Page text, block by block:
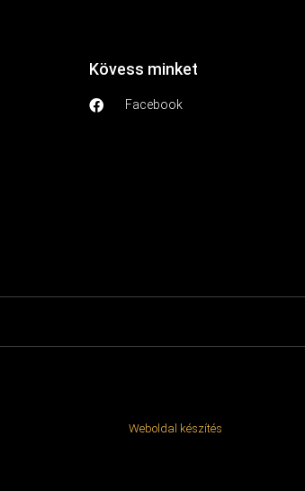
Kövess minket
Facebook
Weboldal készítés